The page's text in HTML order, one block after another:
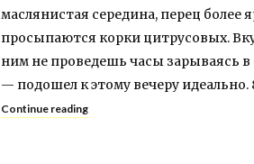
маслянистая середина, перец более
просыпаются корки цитрусовых.
ним не проведешь часы зарываясь
— подошел к этому вечеру идеально.
Continue reading